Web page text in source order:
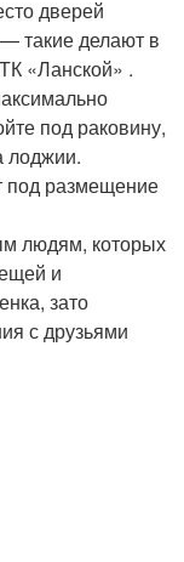
дверей
такие делают в
«Ланской» .
под раковину,
лоджии.
под размещение
людям, которых
и
зато
с друзьями